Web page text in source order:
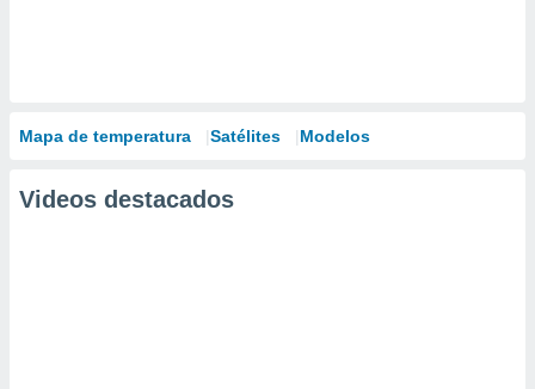
Mapa de temperatura Satélites Modelos
Videos destacados